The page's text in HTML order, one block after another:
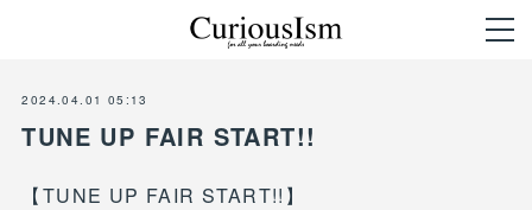
2024.04.01 05:13
TUNE UP FAIR START!!
【TUNE UP FAIR START!!】